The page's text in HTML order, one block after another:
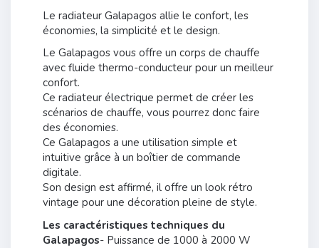
Le radiateur Galapagos allie le confort, les
économies, la simplicité et le design.
Le Galapagos vous offre un corps de chauffe
avec fluide thermo-conducteur pour un meilleur
confort.
Ce radiateur électrique permet de créer les
scénarios de chauffe, vous pourrez donc faire
des économies.
Ce Galapagos a une utilisation simple et
intuitive grâce à un boîtier de commande
digitale.
Son design est affirmé, il offre un look rétro
vintage pour une décoration pleine de style.
Les caractéristiques techniques du
Galapagos- Puissance de 1000 à 2000 W